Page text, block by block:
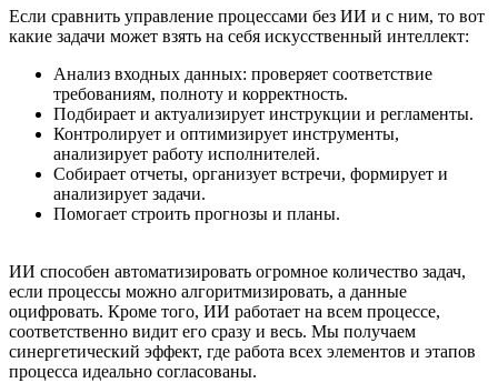
Если сравнить управление процессами без ИИ и с ним, то вот
какие задачи может взять на себя искусственный интеллект:
Анализ входных данных: проверяет соответствие
требованиям, полноту и корректность.
Подбирает и актуализирует инструкции и регламенты.
Контролирует и оптимизирует инструменты,
анализирует работу исполнителей.
Собирает отчеты, организует встречи, формирует и
анализирует задачи.
Помогает строить прогнозы и планы.
ИИ способен автоматизировать огромное количество задач,
если процессы можно алгоритмизировать, а данные
оцифровать. Кроме того, ИИ работает на всем процессе,
соответственно видит его сразу и весь. Мы получаем
синергетический эффект, где работа всех элементов и этапов
процесса идеально согласованы.